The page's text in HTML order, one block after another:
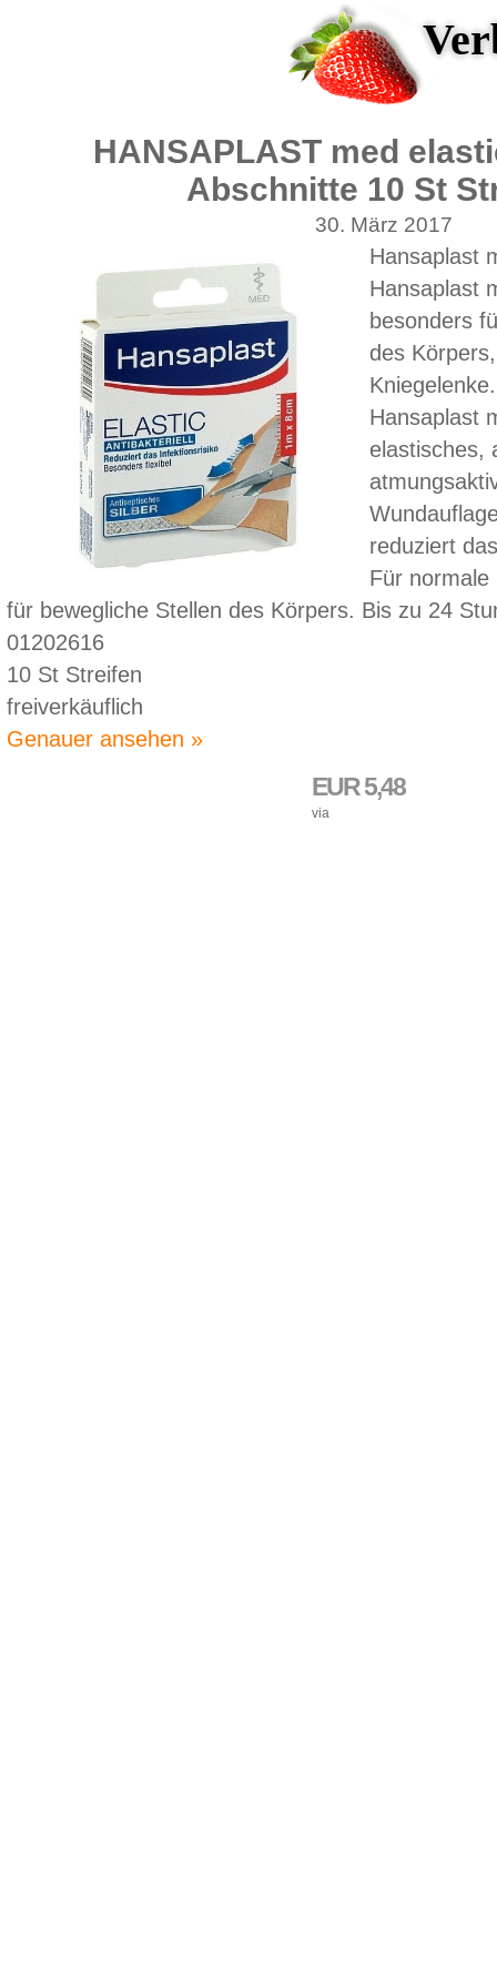
HANSAPLAST med
Abschnitte 10 St
30. März 2017
Hansaplast
Hansaplast
besonders
des
Kniegelenke.
Hansaplast
elastisches,
reduziert
Für normale
für bewegliche Stellen des Körpers. Bis zu 24
01202616
10 St Streifen
freiverkäuflich
Genauer ansehen »
EUR 5,48
via